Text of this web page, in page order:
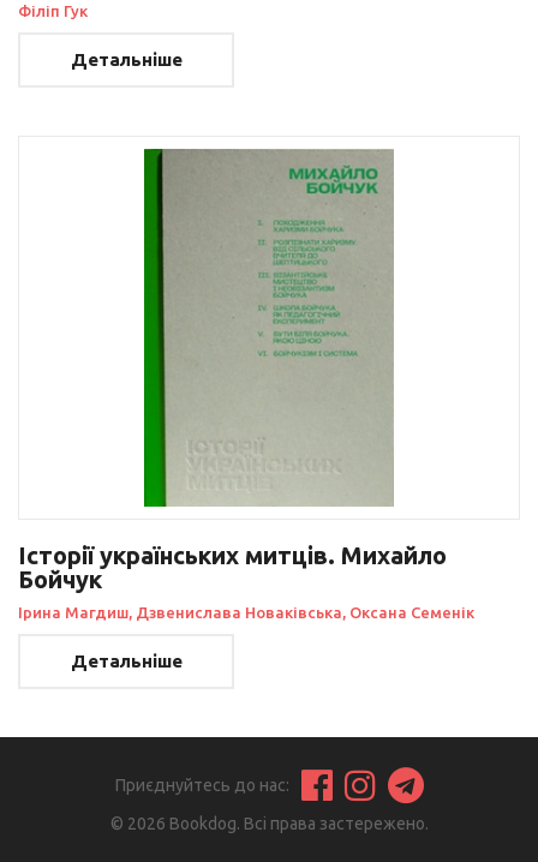
Філіп Гук
Детальніше
Історії українських митців. Михайло
Бойчук
Ірина Магдиш, Дзвенислава Новаківська, Оксана Семенік
Детальніше
© 2026 Bookdog. Всі права застережено.
Приєднуйтесь до нас: